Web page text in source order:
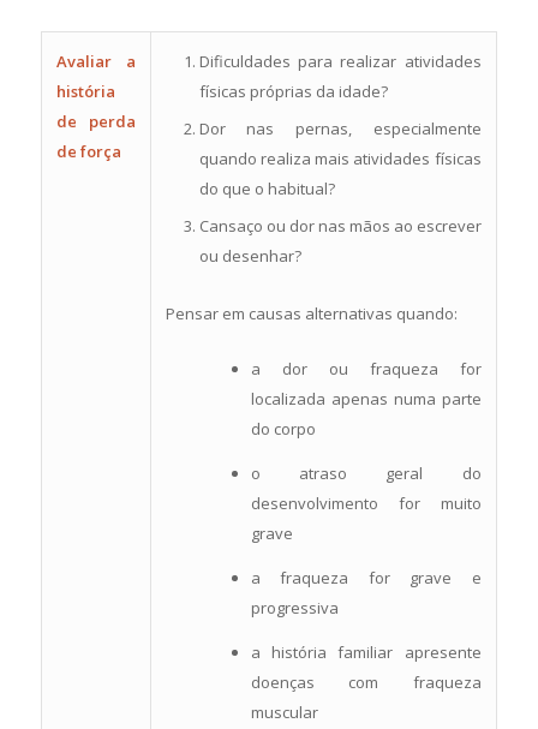
Avaliar a
história
de perda
de força
Dificuldades para realizar atividades
físicas próprias da idade?
Dor nas pernas, especialmente
quando realiza mais atividades físicas
do que o habitual?
Cansaço ou dor nas mãos ao escrever
ou desenhar?
Pensar em causas alternativas quando:
a dor ou fraqueza for
localizada apenas numa parte
do corpo
o atraso geral do
desenvolvimento for muito
grave
a fraqueza for grave e
progressiva
a história familiar apresente
doenças com fraqueza
muscular